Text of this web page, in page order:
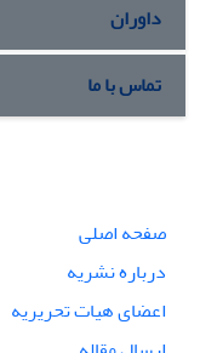
داوران
تماس با ما
صفحه اصلی
درباره نشریه
اعضای هیات تحریریه